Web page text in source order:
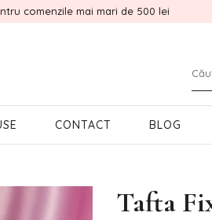
comenzile mai mari de 500 lei
CONTACT BLOG
Tafta